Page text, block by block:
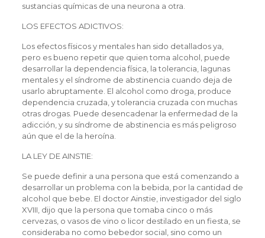
sustancias químicas de una neurona a otra.
LOS EFECTOS ADICTIVOS:
Los efectos físicos y mentales han sido detallados ya,
pero es bueno repetir que quien toma alcohol, puede
desarrollar la dependencia física, la tolerancia, lagunas
mentales y el síndrome de abstinencia cuando deja de
usarlo abruptamente. El alcohol como droga, produce
dependencia cruzada, y tolerancia cruzada con muchas
otras drogas. Puede desencadenar la enfermedad de la
adicción, y su síndrome de abstinencia es más peligroso
aún que el de la heroína.
LA LEY DE AINSTIE:
Se puede definir a una persona que está comenzando a
desarrollar un problema con la bebida, por la cantidad de
alcohol que bebe. El doctor Ainstie, investigador del siglo
XVIII, dijo que la persona que tomaba cinco o más
cervezas, o vasos de vino o licor destilado en un fiesta, se
consideraba no como bebedor social, sino como un